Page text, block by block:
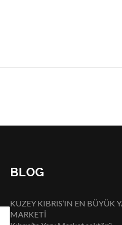
BLOG
KUZEY KIBRIS’IN EN BÜYÜK
MARKETİ